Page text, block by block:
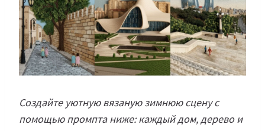
Создайте уютную вязаную зимнюю сцену с
помощью промпта ниже: каждый дом, дерево и